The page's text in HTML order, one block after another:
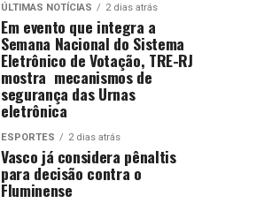
ÚLTIMAS NOTÍCIAS 2 dias atrás
Em evento que integra a
Semana Nacional do Sistema
Eletrônico de Votação, TRE-RJ
mostra mecanismos de
segurança das Urnas
eletrônica
ESPORTES 2 dias atrás
Vasco já considera pênaltis
para decisão contra o
Fluminense